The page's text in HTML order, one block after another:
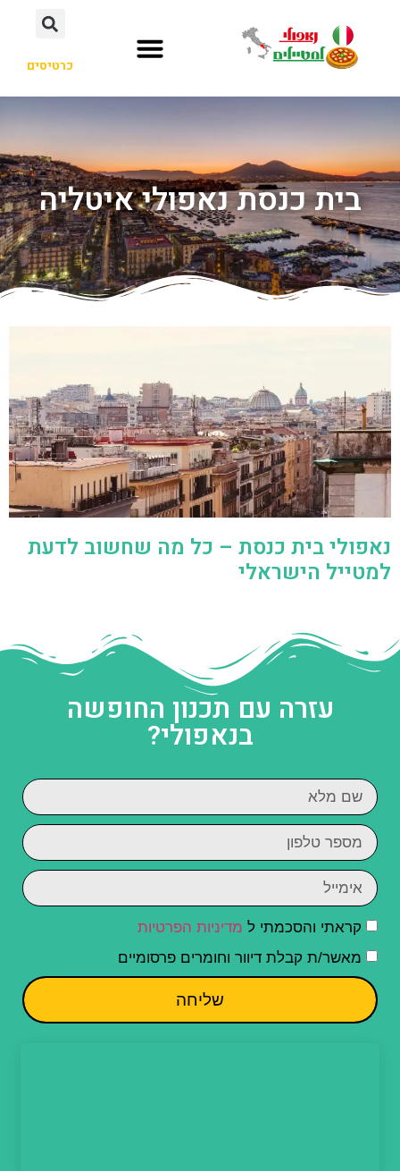
כרטיסים
בית כנסת נאפולי איטליה
נאפולי בית כנסת – כל מה שחשוב לדעת
למטייל הישראלי
עזרה עם תכנון החופשה
בנאפולי?
קראתי והסכמתי ל מדיניות הפרטיות
מאשר/ת קבלת דיוור וחומרים פרסומיים
שליחה